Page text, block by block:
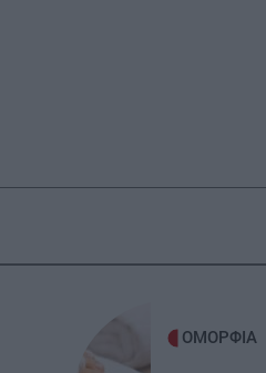
ΟΜΟΡΦΙΑ